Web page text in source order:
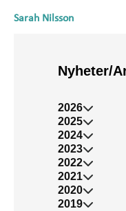
Sarah Nilsson
Nyheter/
2026
2025
2024
2023
2022
2021
2020
2019